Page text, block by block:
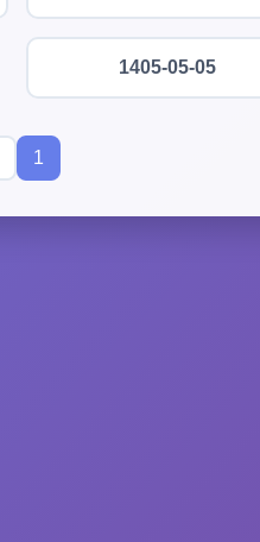
1405-05-05
1